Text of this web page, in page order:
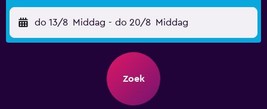
do 13/8 Middag - do 20/8 Middag
Zoek